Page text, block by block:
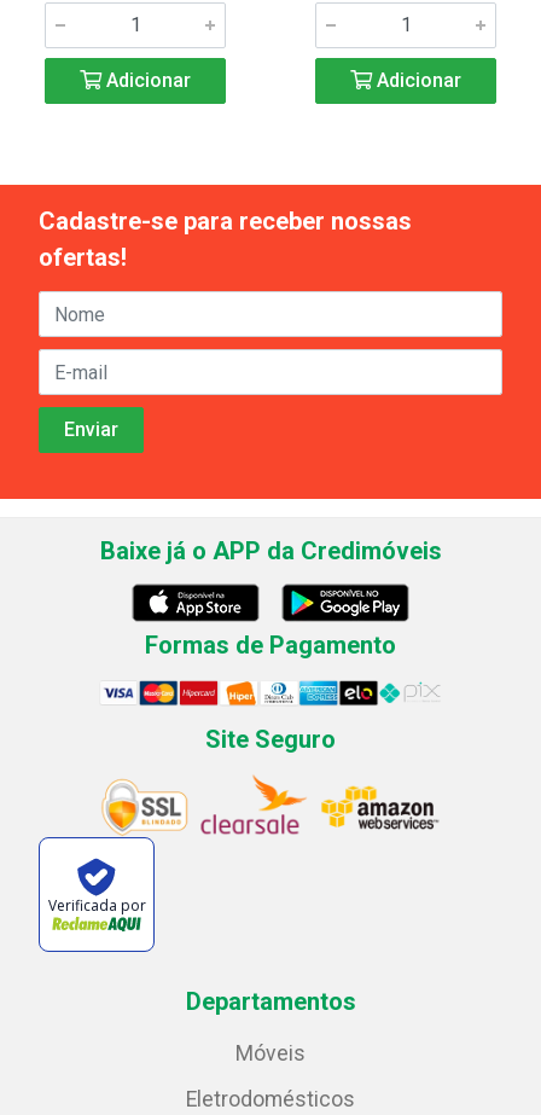
Adicionar Adicionar
Cadastre-se para receber nossas
ofertas!
Baixe já o APP da Credimóveis
Formas de Pagamento
Site Seguro
Verificada por
Departamentos
Móveis
Eletrodomésticos